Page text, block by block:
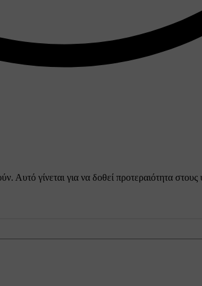
γίνεται για να δοθεί προτεραιότητα